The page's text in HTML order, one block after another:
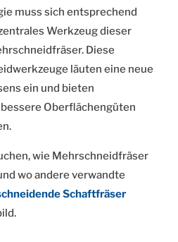
muss sich entsprechend
Werkzeug dieser
Diese
läuten eine neue
ein und bieten
Oberflächengüten
wie Mehrschneidfräser
wo andere verwandte
Schaftfräser